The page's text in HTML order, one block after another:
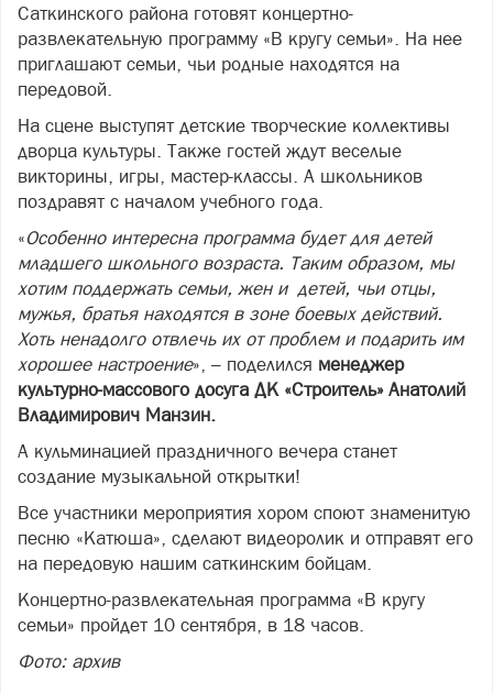
Саткинского района готовят концертно-
развлекательную программу «В кругу семьи». На нее
приглашают семьи, чьи родные находятся на
передовой.
На сцене выступят детские творческие коллективы
дворца культуры. Также гостей ждут веселые
викторины, игры, мастер-классы. А школьников
поздравят с началом учебного года.
«Особенно интересна программа будет для детей
младшего школьного возраста. Таким образом, мы
хотим поддержать семьи, жен и детей, чьи отцы,
мужья, братья находятся в зоне боевых действий.
Хоть ненадолго отвлечь их от проблем и подарить им
хорошее настроение», – поделился менеджер
культурно-массового досуга ДК «Строитель» Анатолий
Владимирович Манзин.
А кульминацией праздничного вечера станет
создание музыкальной открытки!
Все участники мероприятия хором споют знаменитую
песню «Катюша», сделают видеоролик и отправят его
на передовую нашим саткинским бойцам.
Концертно-развлекательная программа «В кругу
семьи» пройдет 10 сентября, в 18 часов.
Фото: архив